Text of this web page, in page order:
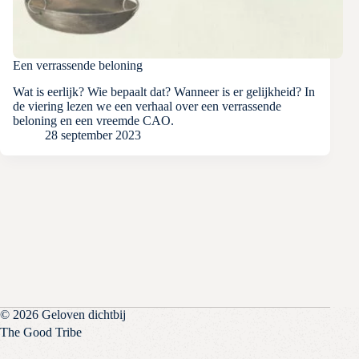
Een verrassende beloning
Wat is eerlijk? Wie bepaalt dat? Wanneer is er gelijkheid? In
de viering lezen we een verhaal over een verrassende
beloning en een vreemde CAO.
28 september 2023
© 2026 Geloven dichtbij
The Good Tribe